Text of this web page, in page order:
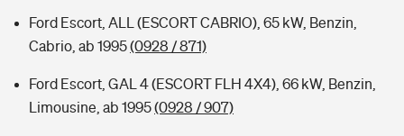
Ford Escort, ALL (ESCORT CABRIO), 65 kW, Benzin,
Cabrio, ab 1995(0928 / 871)
Ford Escort, GAL 4 (ESCORT FLH 4X4), 66 kW, Benzin,
Limousine, ab 1995(0928 / 907)